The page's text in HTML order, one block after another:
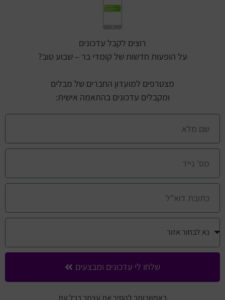
רוצים לקבל עדכונים
על הופעות חדשות של קומדי בר – שבוע טוב?
מצטרפים למועדון החברים של מבלים
ומקבלים עדכונים בהתאמה אישית:
שלחו לי עדכונים ומבצעים
באפשרותך להסיר את עצמך בכל עת